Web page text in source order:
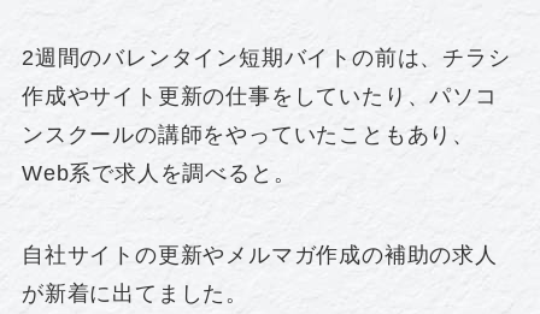
2週間のバレンタイン短期バイトの前は、チラシ
作成やサイト更新の仕事をしていたり、パソコ
ンスクールの講師をやっていたこともあり、
Web系で求人を調べると。
自社サイトの更新やメルマガ作成の補助の求人
が新着に出てました。